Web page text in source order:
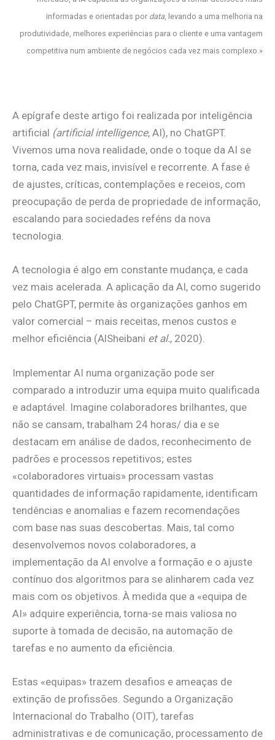
informadas e orientadas por data, levando a uma melhoria na
produtividade, melhores experiências para o cliente e uma vantagem
competitiva num ambiente de negócios cada vez mais complexo.»
A epígrafe deste artigo foi realizada por inteligência
artificial (artificial intelligence, AI), no ChatGPT.
Vivemos uma nova realidade, onde o toque da AI se
torna, cada vez mais, invisível e recorrente. A fase é
de ajustes, críticas, contemplações e receios, com
preocupação de perda de propriedade de informação,
escalando para sociedades reféns da nova
tecnologia.
A tecnologia é algo em constante mudança, e cada
vez mais acelerada. A aplicação da AI, como sugerido
pelo ChatGPT, permite às organizações ganhos em
valor comercial – mais receitas, menos custos e
melhor eficiência (AlSheibani et al., 2020).
Implementar AI numa organização pode ser
comparado a introduzir uma equipa muito qualificada
e adaptável. Imagine colaboradores brilhantes, que
não se cansam, trabalham 24 horas/ dia e se
destacam em análise de dados, reconhecimento de
padrões e processos repetitivos; estes
«colaboradores virtuais» processam vastas
quantidades de informação rapidamente, identificam
tendências e anomalias e fazem recomendações
com base nas suas descobertas. Mais, tal como
desenvolvemos novos colaboradores, a
implementação da AI envolve a formação e o ajuste
contínuo dos algoritmos para se alinharem cada vez
mais com os objetivos. À medida que a «equipa de
AI» adquire experiência, torna-se mais valiosa no
suporte à tomada de decisão, na automação de
tarefas e no aumento da eficiência.
Estas «equipas» trazem desafios e ameaças de
extinção de profissões. Segundo a Organização
Internacional do Trabalho (OIT), tarefas
administrativas e de comunicação, processamento de